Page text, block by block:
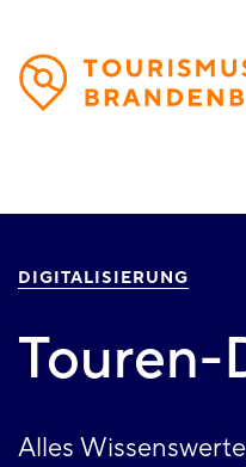
Direkt
zum
Inhalt
DIGITALISIERUNG
Touren-
Alles